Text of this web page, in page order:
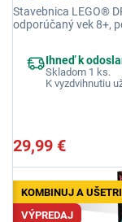
Stavebnica LEGO®
odporúčaný vek 8+,
Ihneď k
Skladom 1 ks.
K vyzdvihnutiu
29,99 €
KOMBINUJ A UŠETRI
VÝPREDAJ